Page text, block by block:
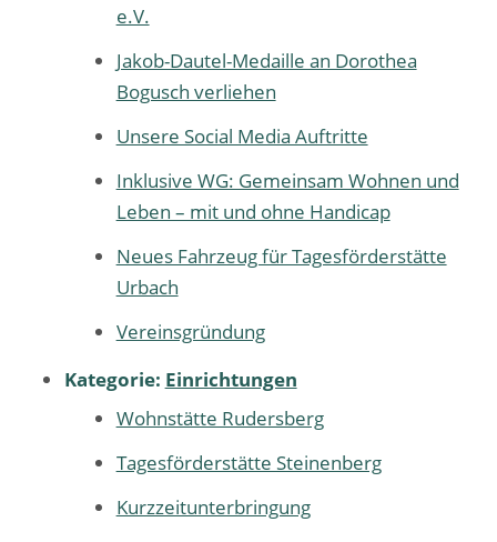
e.V.
Jakob-Dautel-Medaille an Dorothea
Bogusch verliehen
Unsere Social Media Auftritte
Inklusive WG: Gemeinsam Wohnen und
Leben – mit und ohne Handicap
Neues Fahrzeug für Tagesförderstätte
Urbach
Vereinsgründung
Kategorie: Einrichtungen
Wohnstätte Rudersberg
Tagesförderstätte Steinenberg
Kurzzeitunterbringung